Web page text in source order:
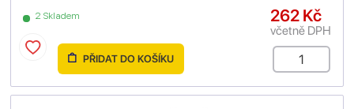
2 Skladem 262 Kč
včetně DPH
PŘIDAT DO KOŠÍKU